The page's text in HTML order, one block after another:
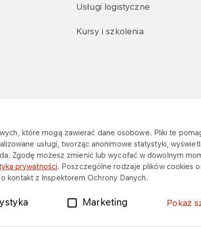
które mogą zawierać dane osobowe. Pliki te
usługi, tworząc anonimowe statystyki,
Zgodę możesz zmienić lub wycofać w dowolnym
prywatności. Poszczególne rodzaje plików cookies
kontakt z Inspektorem Ochrony Danych.
Marketing Pokaż
Usługi logistyczne
Kursy i szkolenia